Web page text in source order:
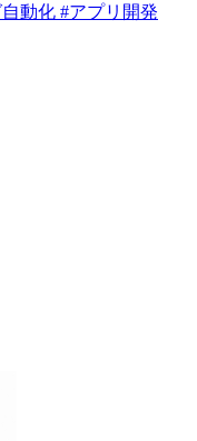
動化 #アプリ開発